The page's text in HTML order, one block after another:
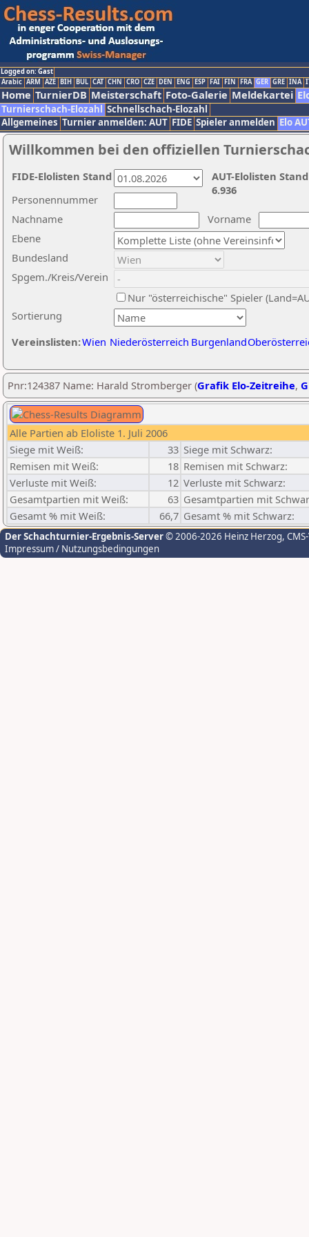
Logged on: Gast
Arabic ARM AZE BIH BUL CAT CHN CRO CZE DEN ENG ESP FAI FIN FRA GER GRE INA
Home TurnierDB Meisterschaft Foto-Galerie Meldekartei
Turnierschach-Elozahl Schnellschach-Elozahl
Allgemeines Turnier anmelden: AUT FIDE Spieler anmelden Elo
Willkommen bei den offiziellen
Nachname
Vorname
Ebene
Sortierung
Personennummer
Bundesland
Spgem./Kreis/Verein
Nur "österreichische" Spieler
Vereinslisten:Wien Niederösterreich Burgenland
AUT-Elolisten
6.936
FIDE-Elolisten Stand
Pnr:124387 Name: Harald Stromberger (Grafik Elo-Zeitreihe,
Alle Partien ab Eloliste 1. Juli 2006
Siege mit Weiß:
33 Siege mit Schwarz:
Remisen mit Weiß:
18 Remisen mit Schwarz:
Verluste mit Weiß:
12 Verluste mit Schwarz:
Gesamtpartien mit Weiß:
63 Gesamtpartien mit
Gesamt % mit Weiß:
66,7 Gesamt % mit Schwarz:
Der Schachturnier-Ergebnis-Server© 2006-2026 Heinz Herzog,
Impressum / Nutzungsbedingungen